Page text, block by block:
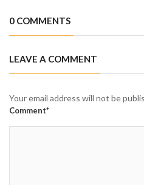
0 COMMENTS
LEAVE A COMMENT
Your email address will not be
Comment*